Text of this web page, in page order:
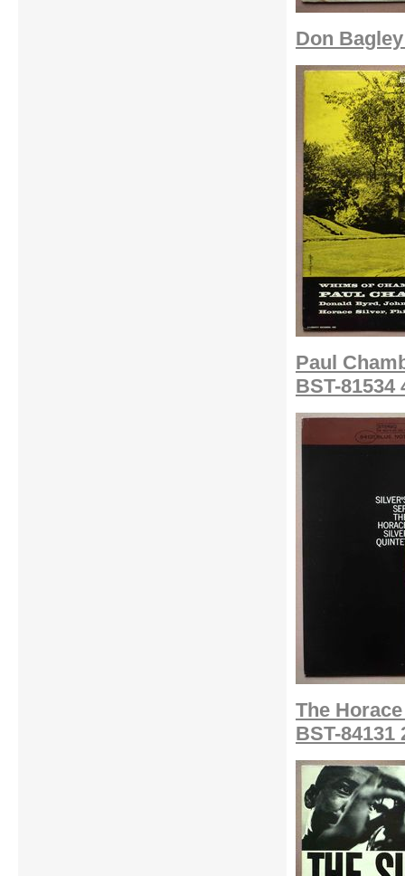
Don
Paul
BST-81534
The
BST-84131